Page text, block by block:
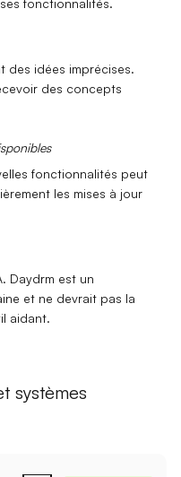
fonctionnalités.
des idées imprécises.
des concepts
fonctionnalités peut
les mises à jour
Daydrm est un
et ne devrait pas la
aidant.
systèmes